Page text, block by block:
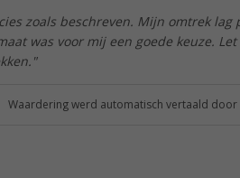
zoals beschreven. Mijn omtrek
was voor mij een goede keuze.
Waardering werd automatisch vertaald door